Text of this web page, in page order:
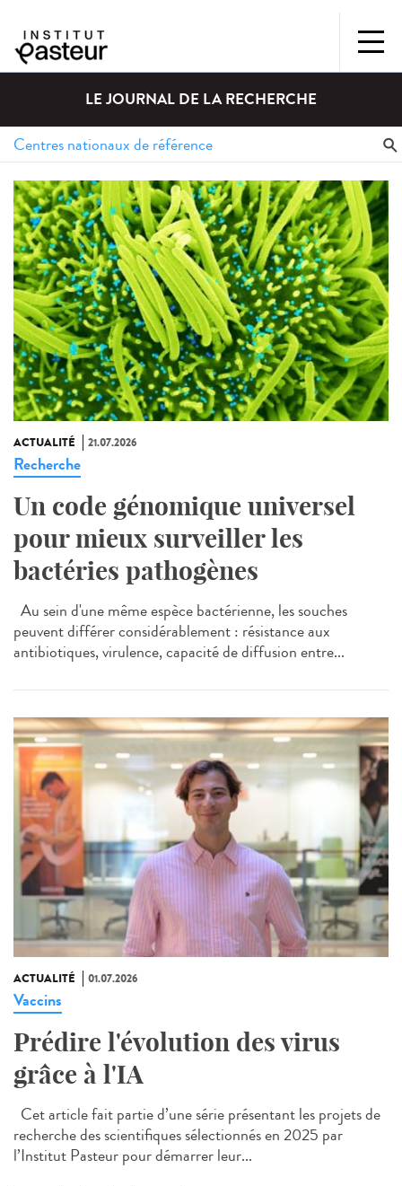
LE JOURNAL DE LA RECHERCHE
ACTUALITÉ 21.07.2026
Recherche
Un code génomique universel
pour mieux surveiller les
bactéries pathogènes
Au sein d'une même espèce bactérienne, les souches
peuvent différer considérablement : résistance aux
antibiotiques, virulence, capacité de diffusion entre...
ACTUALITÉ 01.07.2026
Vaccins
Prédire l'évolution des virus
grâce à l'IA
Cet article fait partie d’une série présentant les projets de
recherche des scientifiques sélectionnés en 2025 par
l’Institut Pasteur pour démarrer leur...